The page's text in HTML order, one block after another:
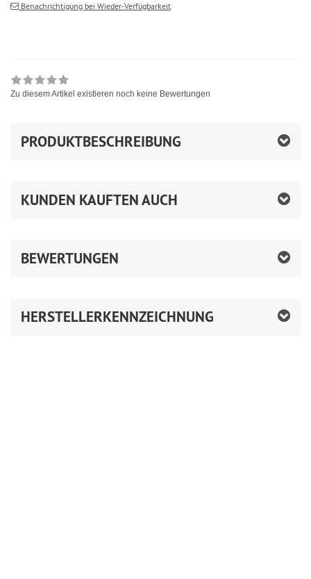
Benachrichtigung bei Wieder-Verfügbarkeit
Zu diesem Artikel existieren noch keine Bewertungen
PRODUKTBESCHREIBUNG
KUNDEN KAUFTEN AUCH
BEWERTUNGEN
HERSTELLERKENNZEICHNUNG